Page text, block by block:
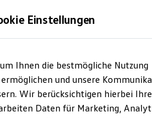
entdecken
und Oldtimer
Einstellungen
Ihnen die bestmögliche Nutzung
und unsere
Wir berücksichtigen hierbei Ihre
Daten für Marketing,